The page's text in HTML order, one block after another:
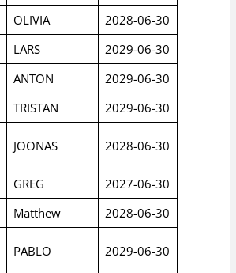
OLIVIA
2028-06-30
LARS
2029-06-30
ANTON
2029-06-30
TRISTAN
2029-06-30
JOONAS 2028-06-30
GREG
2027-06-30
Matthew
2028-06-30
PABLO 2029-06-30